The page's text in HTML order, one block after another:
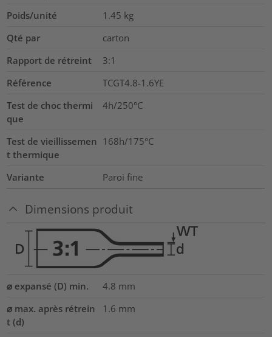
Poids/unité
1.45 kg
Qté par
carton
Rapport de rétreint
3:1
Référence
TCGT4.8-1.6YE
Test de choc thermi
que
4h/250°C
Test de vieillissemen
t thermique
168h/175°C
Variante Paroi fine
Dimensions produit
⌀ expansé (D) min. 4.8 mm
⌀ max. après rétrein
t (d)
1.6 mm